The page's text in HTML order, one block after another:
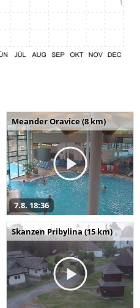
Meander Oravice (8 km)
7.8. 18:36
Skanzen Pribylina (15 km)